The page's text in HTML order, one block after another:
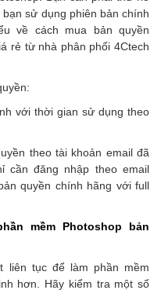
sử dụng phiên bản chính
về cách mua bản quyền
rẻ từ nhà phân phối 4Ctech
với thời gian sử dụng theo
theo tài khoản email đã
cần đăng nhập theo email
quyền chính hãng với full
mềm Photoshop bản
liên tục để làm phần mềm
hơn. Hãy kiểm tra một số